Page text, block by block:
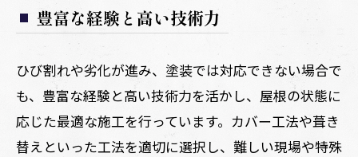
豊富な経験と高い技術力
ひび割れや劣化が進み、塗装では対応できない場合で
も、豊富な経験と高い技術力を活かし、屋根の状態に
応じた最適な施工を行っています。カバー工法や葺き
替えといった工法を適切に選択し、難しい現場や特殊